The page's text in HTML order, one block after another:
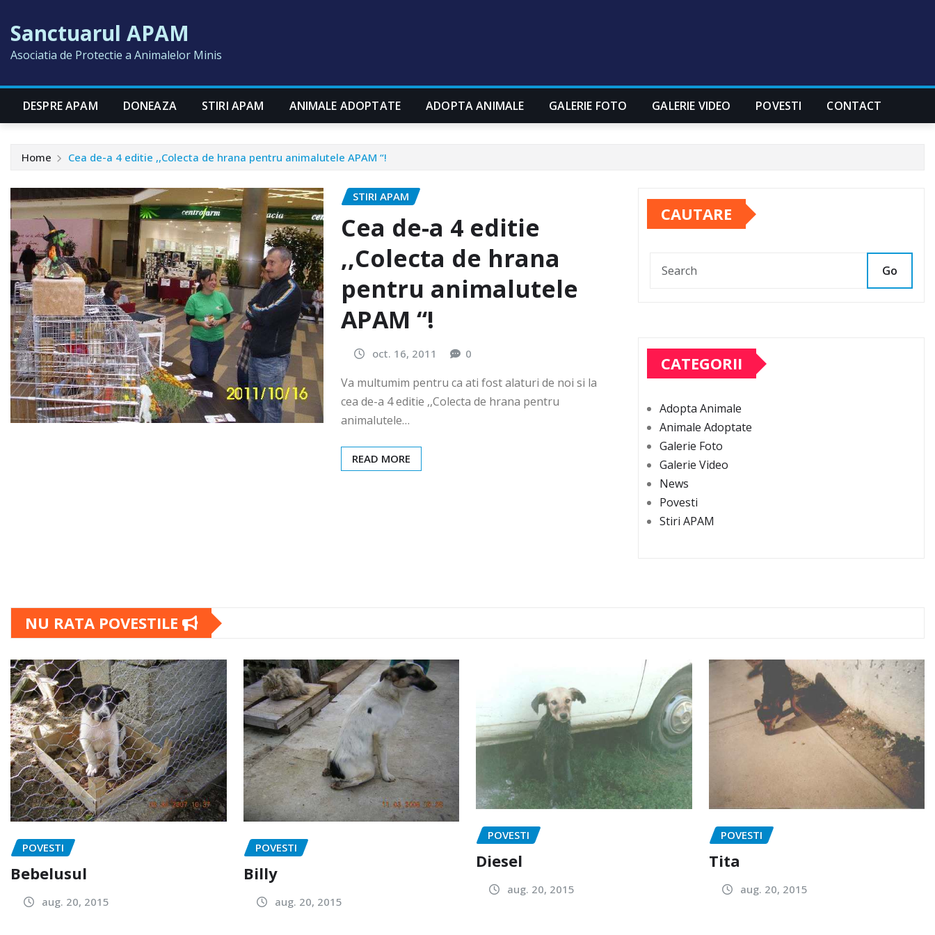
content
Sanctuarul APAM
Asociatia de Protectie a Animalelor Minis
DESPRE APAM DONEAZA STIRI APAM ANIMALE ADOPTATE ADOPTA ANIMALE GALERIE FOTO GALERIE VIDEO POVESTI CONTACT
Home Cea de-a 4 editie ,,Colecta de hrana pentru animalutele APAM “!
STIRI APAM
Cea de-a 4 editie
,,Colecta de hrana
pentru animalutele
APAM “!
oct. 16, 2011 0
Va multumim pentru ca ati fost alaturi de noi si la
cea de-a 4 editie ,,Colecta de hrana pentru
animalutele…
READ MORE
CAUTARE
Go
CATEGORII
Adopta Animale
Animale Adoptate
Galerie Foto
Galerie Video
News
Povesti
Stiri APAM
NU RATA POVESTILE
POVESTI
Bebelusul
aug. 20, 2015
POVESTI
Billy
aug. 20, 2015
POVESTI
Diesel
aug. 20, 2015
POVESTI
Tita
aug. 20, 2015